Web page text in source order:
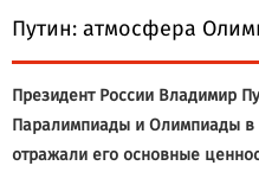
Путин: атмосфера
Президент России Владимир
Паралимпиады и Олимпиады в
отражали его основные